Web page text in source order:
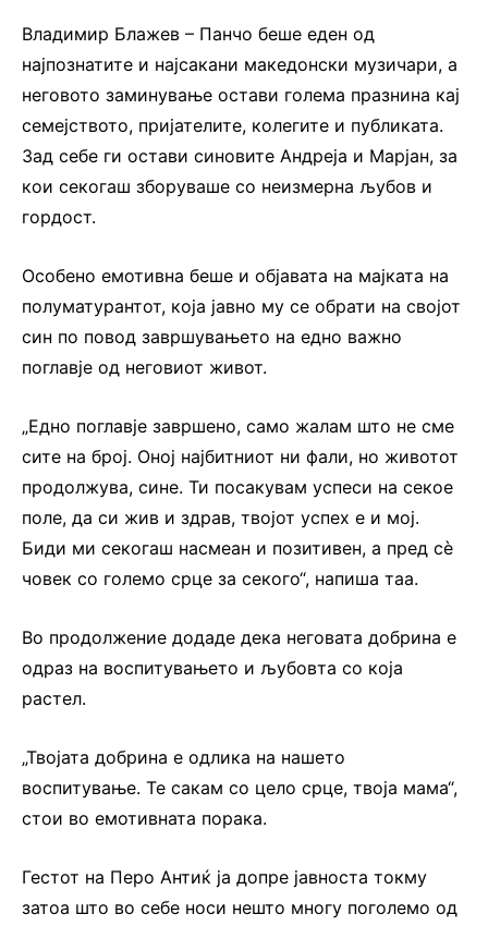
Владимир Блажев – Панчо беше еден од
најпознатите и најсакани македонски музичари, а
неговото заминување остави голема празнина кај
семејството, пријателите, колегите и публиката.
Зад себе ги остави синовите Андреја и Марјан, за
кои секогаш зборуваше со неизмерна љубов и
гордост.
Особено емотивна беше и објавата на мајката на
полуматурантот, која јавно му се обрати на својот
син по повод завршувањето на едно важно
поглавје од неговиот живот.
„Едно поглавје завршено, само жалам што не сме
сите на број. Оној најбитниот ни фали, но животот
продолжува, сине. Ти посакувам успеси на секое
поле, да си жив и здрав, твојот успех е и мој.
Биди ми секогаш насмеан и позитивен, а пред сè
човек со големо срце за секого“, напиша таа.
Во продолжение додаде дека неговата добрина е
одраз на воспитувањето и љубовта со која
растел.
„Твојата добрина е одлика на нашето
воспитување. Те сакам со цело срце, твоја мама“,
стои во емотивната порака.
Гестот на Перо Антиќ ја допре јавноста токму
затоа што во себе носи нешто многу поголемо од